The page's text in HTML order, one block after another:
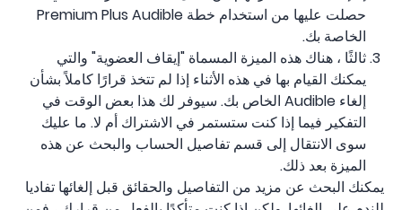
حصلت عليها من استخدام خطة Premium Plus Audible
الخاصة بك.
ثالثًا ، هناك هذه الميزة المسماة "إيقاف العضوية" والتي
يمكنك القيام بها في هذه الأثناء إذا لم تتخذ قرارًا كاملاً بشأن
إلغاء Audible الخاص بك. سيوفر لك هذا بعض الوقت في
التفكير فيما إذا كنت ستستمر في الاشتراك أم لا. ما عليك
سوى الانتقال إلى قسم تفاصيل الحساب والبحث عن هذه
الميزة بعد ذلك.
يمكنك البحث عن مزيد من التفاصيل والحقائق قبل إلغائها تفاديا